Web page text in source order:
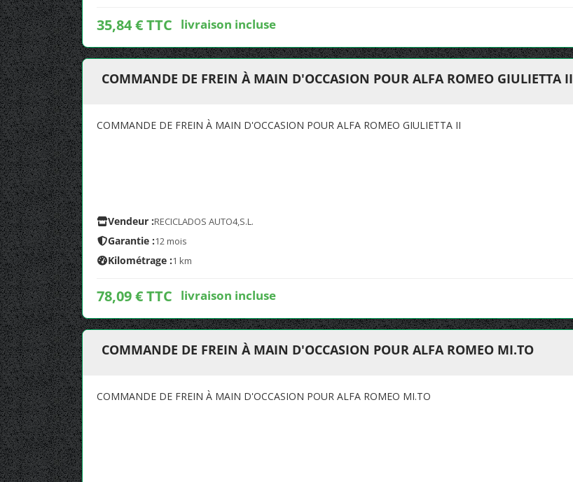
35,84 € TTC livraison incluse
COMMANDE DE FREIN À MAIN D'OCCASION POUR ALFA ROMEO GIULIETTA II
COMMANDE DE FREIN À MAIN D'OCCASION POUR ALFA ROMEO GIULIETTA II
Vendeur :RECICLADOS AUTO4,S.L.
Garantie :12 mois
Kilométrage :1 km
78,09 € TTC livraison incluse
COMMANDE DE FREIN À MAIN D'OCCASION POUR ALFA ROMEO MI.TO
COMMANDE DE FREIN À MAIN D'OCCASION POUR ALFA ROMEO MI.TO